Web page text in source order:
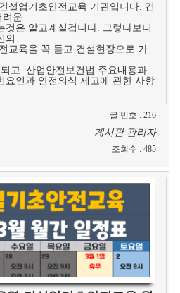
설업기초안전교육 기관입니다. 건
려운
것은 알고계실겁니다. 그렇다보니
의
교육을 꼭 듣고 건설현장으로 가
고 산업안전보건법 주요내용과
요인과 안전의식 제고에 관한 사항
글 번호 : 216
게시판 관리자
조회수 : 485